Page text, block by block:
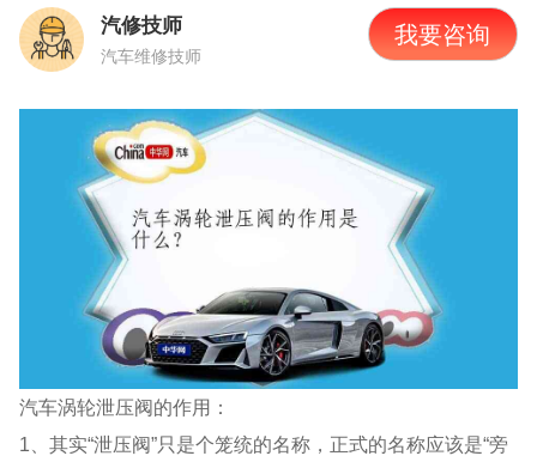
汽修技师
汽车维修技师
我要咨询
汽车涡轮泄压阀的作用：
1、其实“泄压阀”只是个笼统的名称，正式的名称应该是“旁